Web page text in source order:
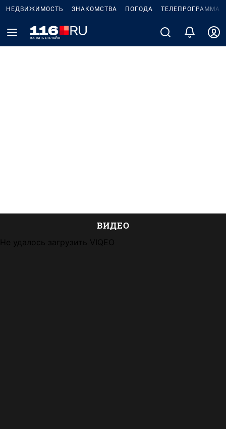
НЕДВИЖИМОСТЬ ЗНАКОМСТВА ПОГОДА ТЕЛЕПРОГРАММА
ВИДЕО
Не удалось загрузить VIQEO